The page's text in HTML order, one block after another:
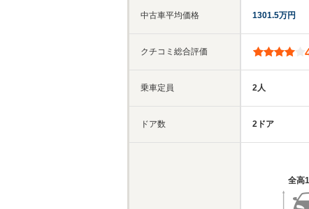
中古車平均価格
クチコミ総合評価
乗車定員
ドア数
1301.5万円
2人
2ドア
全高